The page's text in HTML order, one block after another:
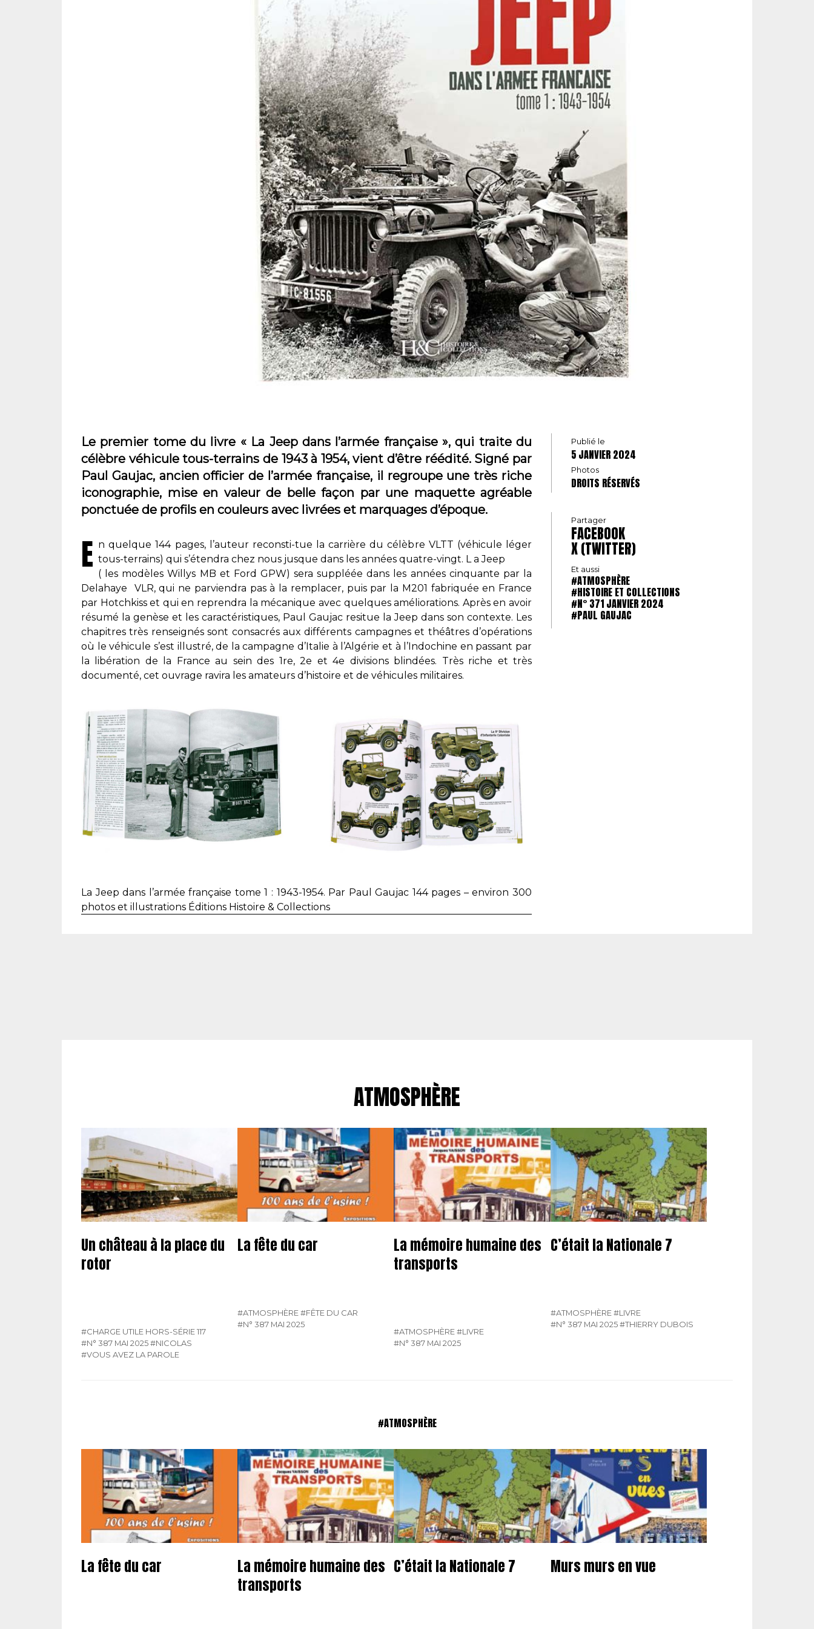
Le premier tome du livre « La Jeep dans l’armée française », qui traite du
célèbre véhicule tous-terrains de 1943 à 1954, vient d’être réédité. Signé par
Paul Gaujac, ancien officier de l’armée française, il regroupe une très riche
iconographie, mise en valeur de belle façon par une maquette agréable
ponctuée de profils en couleurs avec livrées et marquages d’époque.
E n quelque 144 pages, l’auteur reconsti-tue la carrière du célèbre VLTT (véhicule léger
tous-terrains) qui s’étendra chez nous jusque dans les années quatre-vingt. L a Jeep
( les modèles Willys MB et Ford GPW) sera suppléée dans les années cinquante par la
Delahaye VLR, qui ne parviendra pas à la remplacer, puis par la M201 fabriquée en France
par Hotchkiss et qui en reprendra la mécanique avec quelques améliorations. Après en avoir
résumé la genèse et les caractéristiques, Paul Gaujac resitue la Jeep dans son contexte. Les
chapitres très renseignés sont consacrés aux différents campagnes et théâtres d’opérations
où le véhicule s’est illustré, de la campagne d’Italie à l’Algérie et à l’Indochine en passant par
la libération de la France au sein des 1re, 2e et 4e divisions blindées. Très riche et très
documenté, cet ouvrage ravira les amateurs d’histoire et de véhicules militaires.
La Jeep dans l’armée française tome 1 : 1943-1954. Par Paul Gaujac 144 pages – environ 300
photos et illustrations Éditions Histoire & Collections
Publié le
5 JANVIER 2024
Photos
DROITS RÉSERVÉS
Partager
FACEBOOK
X (TWITTER)
Et aussi
#ATMOSPHÈRE
#HISTOIRE ET COLLECTIONS
#N° 371 JANVIER 2024
#PAUL GAUJAC
ATMOSPHÈRE
Un château à la place du
rotor
#CHARGE UTILE HORS-SÉRIE 117
#N° 387 MAI 2025#NICOLAS
#VOUS AVEZ LA PAROLE
La fête du car
#ATMOSPHÈRE #FÊTE DU CAR
#N° 387 MAI 2025
La mémoire humaine des
transports
#ATMOSPHÈRE #LIVRE
#N° 387 MAI 2025
C’était la Nationale 7
#ATMOSPHÈRE #LIVRE
#N° 387 MAI 2025 #THIERRY DUBOIS
#ATMOSPHÈRE
La fête du car
La mémoire humaine des
transports
C’était la Nationale 7 Murs murs en vue